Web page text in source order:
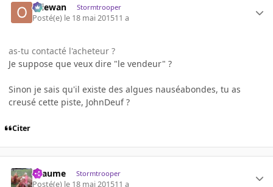
Oliewan Stormtrooper
Posté(e) le 18 mai 201511 a
as-tu contacté l'acheteur ?
Je suppose que veux dire "le vendeur" ?
Sinon je sais qu'il existe des algues nauséabondes, tu as
creusé cette piste, JohnDeuf ?
Citer
Lyaume Stormtrooper
Posté(e) le 18 mai 201511 a